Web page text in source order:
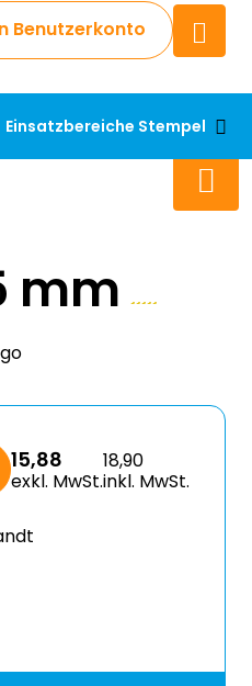
Benutzerkonto
Einsatzbereiche Stempel
24/7 mit unserem
403
mm
15,88
exkl. MwSt.
18,90
inkl. MwSt.